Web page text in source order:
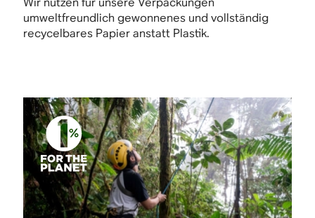
umweltfreundlich gewonnenes und vollständig
recycelbares Papier anstatt Plastik.